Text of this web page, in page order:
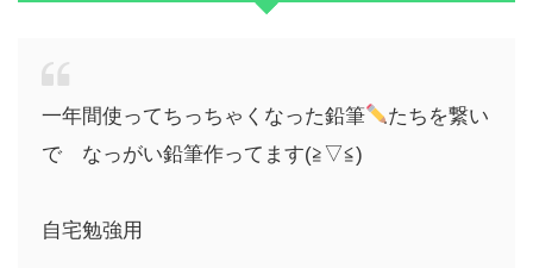
一年間使ってちっちゃくなった鉛筆
たちを繋い
で なっがい鉛筆作ってます(≧▽≦)
自宅勉強用